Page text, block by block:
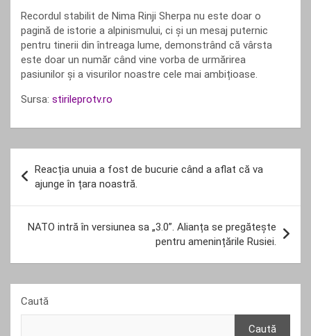
Recordul stabilit de Nima Rinji Sherpa nu este doar o
pagină de istorie a alpinismului, ci și un mesaj puternic
pentru tinerii din întreaga lume, demonstrând că vârsta
este doar un număr când vine vorba de urmărirea
pasiunilor și a visurilor noastre cele mai ambițioase.
Sursa: stirileprotv.ro
în
articole
Reacția unuia a fost de bucurie când a aflat că va
ajunge în țara noastră.
NATO intră în versiunea sa „3.0”. Alianța se pregătește
pentru amenințările Rusiei.
Caută
Caută